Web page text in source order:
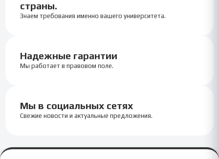
страны.
Знаем требования именно вашего университета.
Надежные гарантии
Мы работает в правовом поле.
Мы в социальных сетях
Свежие новости и актуальные предложения.